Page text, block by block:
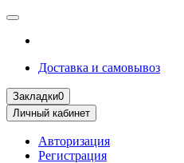
Доставка и самовывоз
Закладки0
Личный кабинет
Авторизация
Регистрация